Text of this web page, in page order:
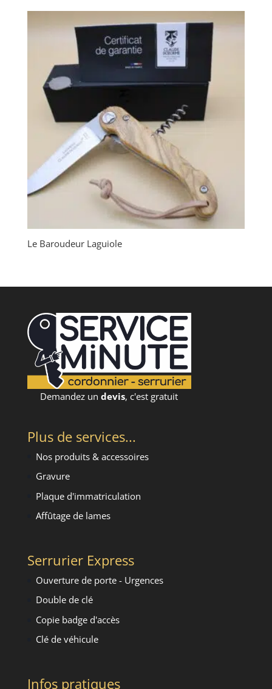
Le Baroudeur Laguiole
Demandez undevis, c'est gratuit
Plus de services...
Nos produits & accessoires
Gravure
Plaque d'immatriculation
Affûtage de lames
Serrurier Express
Ouverture de porte - Urgences
Double de clé
Copie badge d'accès
Clé de véhicule
Infos pratiques